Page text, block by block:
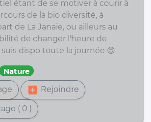
étant de se motiver à courir à
de la bio diversité, à
de La Janaie, ou ailleurs au
de changer l'heure de
dispo toute la journée 😊
Nature
add_box Rejoindre
( 0 )